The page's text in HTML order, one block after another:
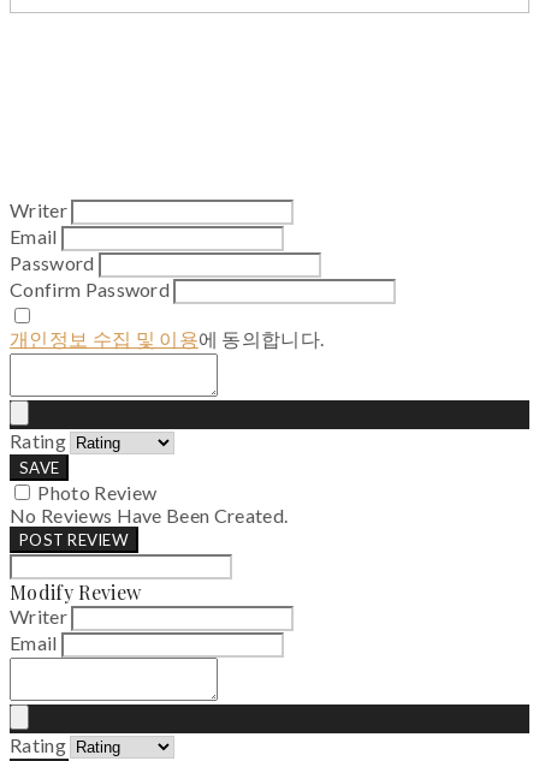
Writer
Email
Password
Confirm Password
개인정보 수집 및 이용에 동의합니다.
Rating
SAVE
Photo Review
No Reviews Have Been Created.
POST REVIEW
Modify Review
Writer
Email
Rating